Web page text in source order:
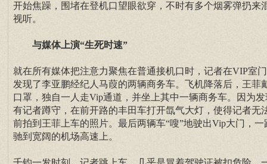
开始焦躁，围堵在登机口望眼欲穿，不时有多个烟雾弹扔来
视听。
与媒体上演“生死时速”
就在所有媒体把注意力聚焦在普通接机口时，记者在VIP室
发现了李亚鹏经纪人马葭的两辆商务车。飞机降落后，王菲
口罩，独自一人走Vip通道，并坐上其中一辆商务车。因为发
有记者蹲守，在前开路的丰田车打开氙气大灯，使得记者无
前拍到王菲上车的照片。最后两辆车“嗖”地驶出Vip大门，一
驰到宽阔的机场高速上。